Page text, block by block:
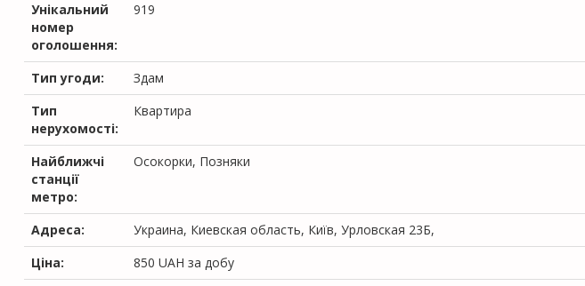
Унікальний
номер
оголошення:
919
Тип угоди:
Здам
Тип
нерухомості:
Квартира
Найближчі
станції
метро:
Осокорки, Позняки
Адреса:
Украина, Киевская область, Київ, Урловская 23Б,
Ціна:
850 UAH за добу